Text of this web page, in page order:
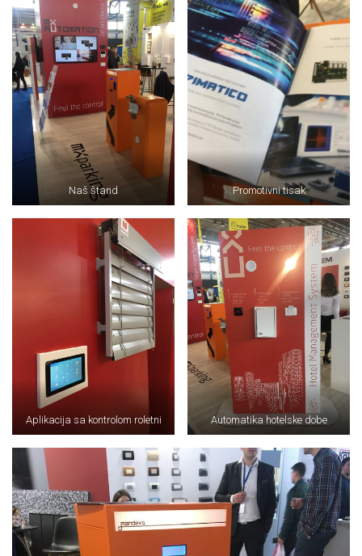
Naš štand Promotivni tisak
Aplikacija sa kontrolom roletni Automatika hotelske dobe